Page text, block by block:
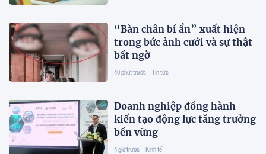
“Bàn chân bí ẩn” xuất hiện
trong bức ảnh cưới và sự thật
bất ngờ
40 phút trước Tin tức
Doanh nghiệp đồng hành
kiến tạo động lực tăng trưởng
bền vững
4 giờ trước Kinh tế